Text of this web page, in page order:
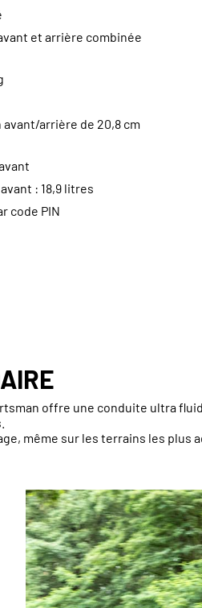
et arrière combinée
arrière de 20,8 cm
: 18,9 litres
code PIN
offre une conduite ultra
même sur les terrains les plus